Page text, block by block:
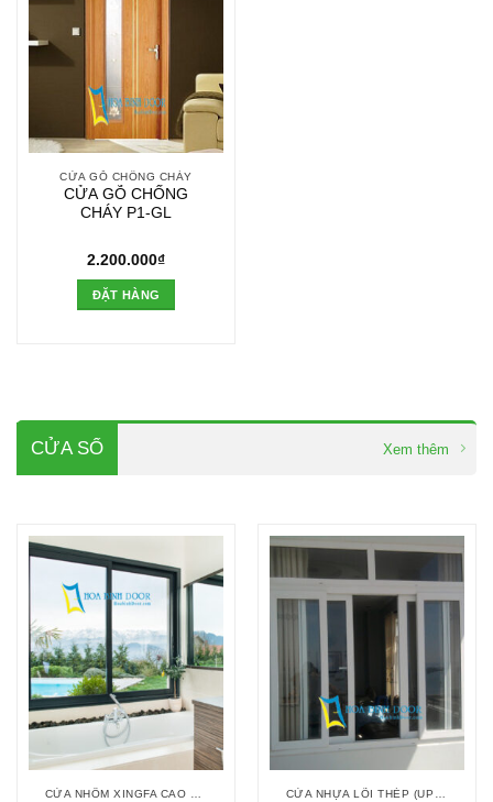
CỬA GỖ CHỐNG CHÁY
CỬA GỖ CHỐNG
CHÁY P1-GL
2.200.000₫
ĐẶT HÀNG
CỬA SỔ Xem thêm